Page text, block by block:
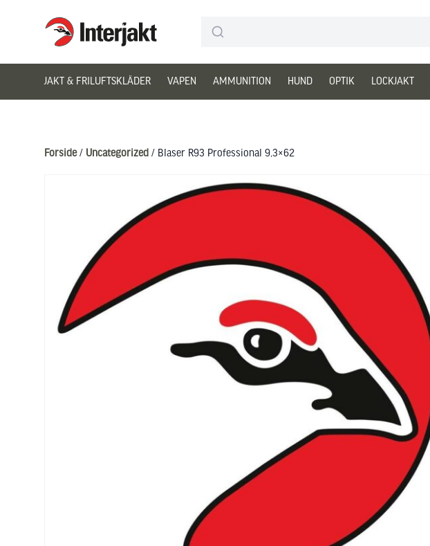
Interjakt DK
JAKT & FRILUFTSKLÄDER VAPEN AMMUNITION HUND OPTIK LOCKJAKT
Forside/ Uncategorized / Blaser R93 Professional 9,3×62